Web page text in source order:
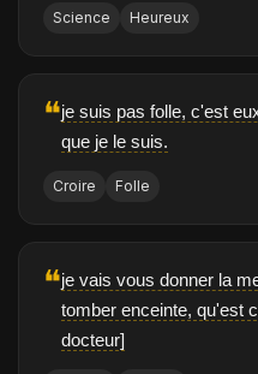
Science Heureux
❝je suis pas folle, c'est
que je le suis.
Croire Folle
❝je vais vous donner la
tomber enceinte, qu'est
docteur]